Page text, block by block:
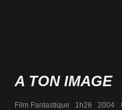
A TON IMAGE
Film Fantastique   1h26   2004